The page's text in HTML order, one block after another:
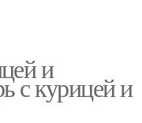
и
с курицей и